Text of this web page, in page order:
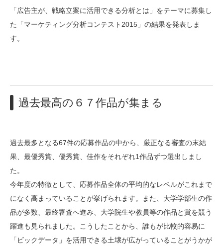
「広告主が、戦略立案に活用できる分析とは」をテーマに募集し
た「マーケティング分析コンテスト2015」の結果を発表しま
す。
過去最高の６７作品が集まる
過去最多となる67件の応募作品の中から、厳正なる審査の末結
果、最優秀賞、優秀賞、佳作をそれぞれ1作品ずつ選出しまし
た。
今年度の特徴として、応募作品全体の平均的なレベルがこれまで
になく高まっていることが挙げられます。また、大学学部生の作
品が多数、最終審査へ進み、大学院生や教員等の作品と賞を競う
躍進も見られました。こうしたことから、誰もが比較的容易に
「ビックデータ」を活用できる土壌が広がっていることがうかが